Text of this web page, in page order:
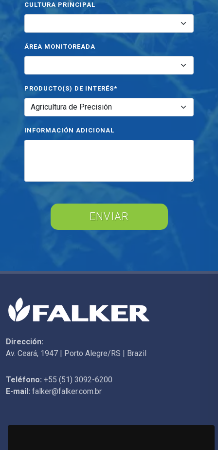
CULTURA PRINCIPAL
ÁREA MONITOREADA
PRODUCTO(S) DE INTERÉS*
INFORMACIÓN ADICIONAL
ENVIAR
Dirección:
Av. Ceará, 1947 | Porto Alegre/RS | Brazil
Teléfono: +55 (51) 3092-6200
E-mail: falker@falker.com.br